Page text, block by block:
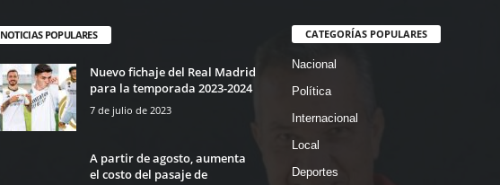
NOTICIAS POPULARES
Nuevo fichaje del Real Madrid
para la temporada 2023-2024
7 de julio de 2023
A partir de agosto, aumenta
el costo del pasaje de
CATEGORÍAS POPULARES
Nacional
Política
Internacional
Local
Deportes